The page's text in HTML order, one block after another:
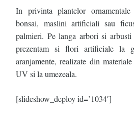
In privinta plantelor
bonsai, maslini artificiali sau
palmieri. Pe langa arbori si
prezentam si flori artificiale la
aranjamente, realizate din
UV si la umezeala.
[slideshow_deploy id=’1034′]